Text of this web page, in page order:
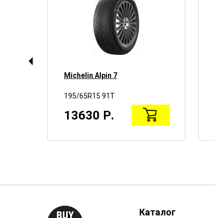
Michelin Alpin 7
195/65R15 91T
13630 Р.
Каталог